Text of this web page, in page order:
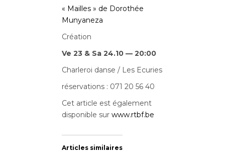
« Mailles » de Dorothée
Munyaneza
Création
Ve 23 & Sa 24.10 — 20:00
Charleroi danse / Les Ecuries
réservations : 071 20 56 40
Cet article est également
disponible sur www.rtbf.be
Articles similaires